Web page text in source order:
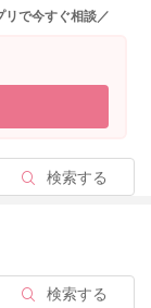
2025/11/17 19:20
リで今すぐ相談／
検索する
検索する